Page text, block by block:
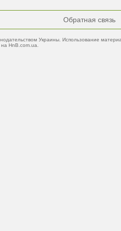
Обратная связь
Украины. Использование
HnB.com.ua.